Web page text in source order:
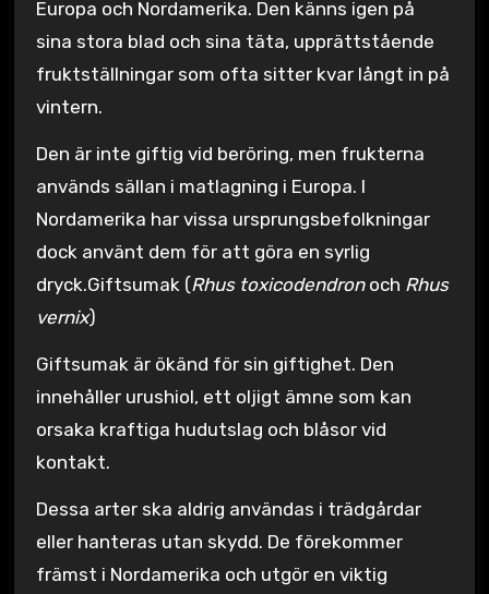
Europa och Nordamerika. Den känns igen på
sina stora blad och sina täta, upprättstående
fruktställningar som ofta sitter kvar långt in på
vintern.
Den är inte giftig vid beröring, men frukterna
används sällan i matlagning i Europa. I
Nordamerika har vissa ursprungsbefolkningar
dock använt dem för att göra en syrlig
dryck.Giftsumak (Rhus toxicodendronoch Rhus
vernix)
Giftsumak är ökänd för sin giftighet. Den
innehåller urushiol, ett oljigt ämne som kan
orsaka kraftiga hudutslag och blåsor vid
kontakt.
Dessa arter ska aldrig användas i trädgårdar
eller hanteras utan skydd. De förekommer
främst i Nordamerika och utgör en viktig